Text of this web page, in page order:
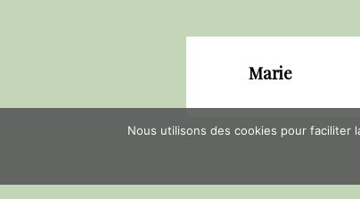
Marie
Nous utilisons des cookies pour faciliter